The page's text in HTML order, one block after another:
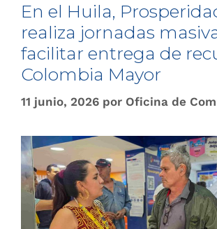
En el Huila,
realiza jornadas
facilitar entrega de
Colombia Mayor
11 junio, 2026 por Oficina de